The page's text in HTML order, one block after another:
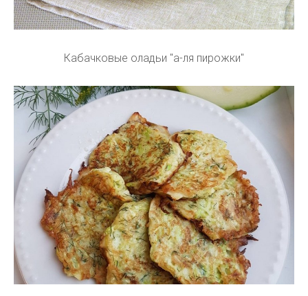
Кабачковые оладьи "а-ля пирожки"